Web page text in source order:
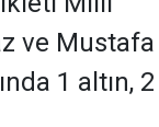
ve Mustafa
1 altın, 2